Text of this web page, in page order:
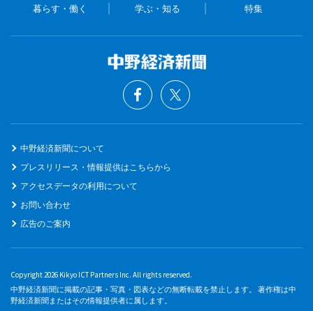
暮らす・働く 学ぶ・知る 特集
中野経済新聞について
プレスリリース・情報提供はこちらから
アクセスデータの利用について
お問い合わせ
広告のご案内
Copyright 2026 Kikyo ICT Partners Inc. All rights reserved.
中野経済新聞に掲載の記事・写真・図表などの無断転載を禁止します。 著作権は中
野経済新聞またはその情報提供者に属します。